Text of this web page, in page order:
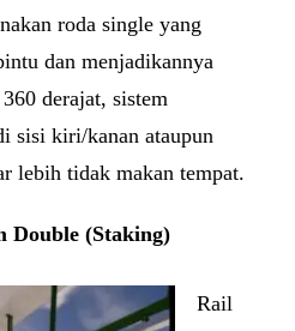
roda single yang
dan menjadikannya
derajat, sistem
sisi kiri/kanan ataupun
lebih tidak makan tempat.
Double (Staking)
Rail